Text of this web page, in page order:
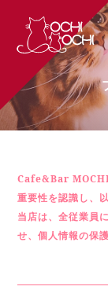
Cafe&Bar MOCHI
重要性を認識し、
当店は、全従業員
せ、個人情報の保